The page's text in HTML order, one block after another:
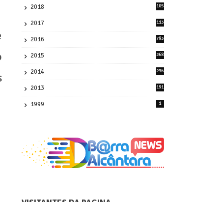
2018
105
2017
113
2016
793
2015
268
2014
236
2013
191
1999 1